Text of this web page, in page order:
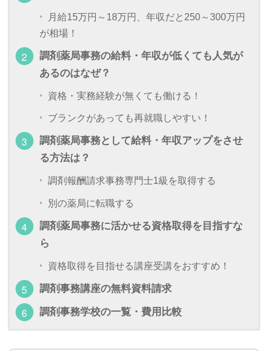
月給15万円～18万円、年収だと250～300万円
が相場！
調剤薬局事務の給料・年収が低くても人気が
あるのはなぜ？
資格・実務経験が無くても働ける！
ブランクがあっても再就職しやすい！
調剤薬局事務として給料・年収アップをさせ
る方法は？
調剤報酬請求事務専門士1級を取得する
別の薬局に転職する
調剤薬局事務に活かせる資格取得を目指すな
ら
資格取得を目指せる講座受講をおすすめ！
調剤事務講座の無料資料請求
調剤事務学校の一覧・費用比較